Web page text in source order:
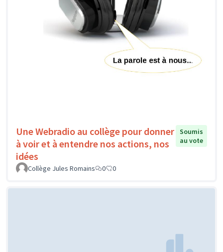
Une Webradio au collège pour donner
à voir et à entendre nos actions, nos
idées
Soumis
au vote
Collège Jules Romains 0 0